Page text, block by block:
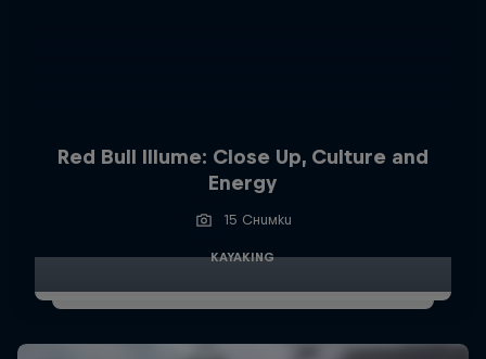
Red Bull Illume: Close Up, Culture and
Energy
15 Снимки
KAYAKING